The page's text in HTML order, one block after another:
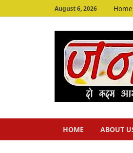
August 6, 2026 Home
HOME ABOUT